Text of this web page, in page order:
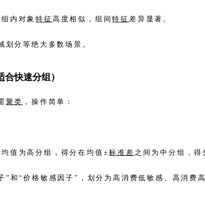
组内对象特征 高度相似，组间特征 差异显著。
划分等绝大多数场景。
快速分组）
聚类 ，操作简单：
值为高分组，得分在均值±标准差 之间为中分组，得
和“价格敏感因子”，划分为高消费低敏感、高消费